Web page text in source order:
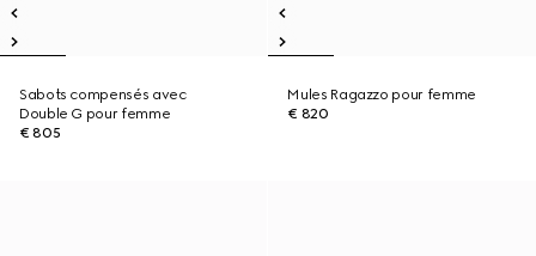
Sabots compensés avec
Double G pour femme
€ 805
Mules Ragazzo pour femme
€ 820